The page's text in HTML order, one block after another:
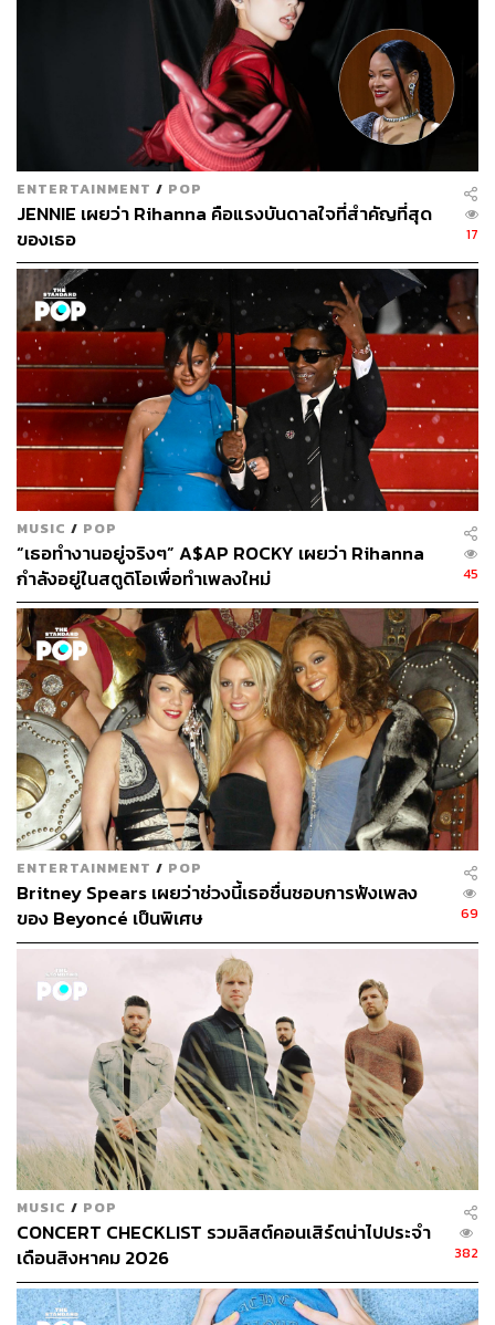
ABOUT THE AUTHOR
คริสตอฟเฟอร์ สเวนซัน
บรรณาธิการแฟชั่นและคัลเจอร์ต่างประเทศ
ประจำสำนักข่าว THE STANDARD
ENTERTAINMENT / POP
JENNIE เผยว่า Rihanna คือแรงบันดาลใจที่สำคัญที่สุด
ของเธอ
17
MUSIC / POP
“เธอทำงานอยู่จริงๆ” A$AP ROCKY เผยว่า Rihanna
กำลังอยู่ในสตูดิโอเพื่อทำเพลงใหม่
45
ENTERTAINMENT / POP
Britney Spears เผยว่าช่วงนี้เธอชื่นชอบการฟังเพลง
ของ Beyoncé เป็นพิเศษ
69
MUSIC / POP
CONCERT CHECKLIST รวมลิสต์คอนเสิร์ตน่าไปประจำ
เดือนสิงหาคม 2026
382